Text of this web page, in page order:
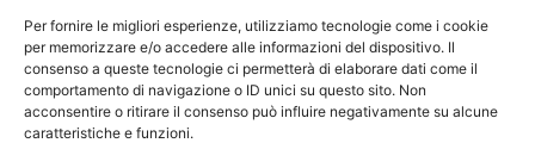
Per fornire le migliori esperienze, utilizziamo tecnologie come i cookie
per memorizzare e/o accedere alle informazioni del dispositivo. Il
consenso a queste tecnologie ci permetterà di elaborare dati come il
comportamento di navigazione o ID unici su questo sito. Non
acconsentire o ritirare il consenso può influire negativamente su alcune
caratteristiche e funzioni.
SEGUICI